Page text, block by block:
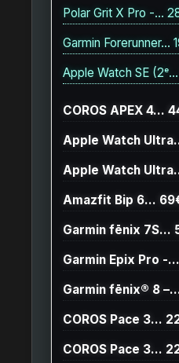
Polar Grit X Pro -…
Garmin Forerunner…
Apple Watch SE
COROS APEX 4…
Apple Watch
Apple Watch
Amazfit Bip 6…
Garmin fēnix 7S…
Garmin Epix Pro -
Garmin fēnix® 8
COROS Pace 3…
COROS Pace 3…